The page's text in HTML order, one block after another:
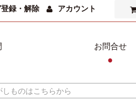
録・解除 アカウント
お問合せ
●